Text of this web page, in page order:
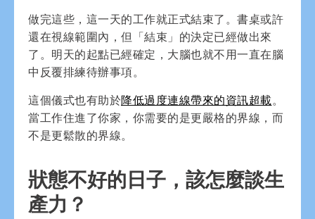
做完這些，這一天的工作就正式結束了。書桌或許
還在視線範圍內，但「結束」的決定已經做出來
了。明天的起點已經確定，大腦也就不用一直在腦
中反覆排練待辦事項。
這個儀式也有助於降低過度連線帶來的資訊超載。
當工作住進了你家，你需要的是更嚴格的界線，而
不是更鬆散的界線。
狀態不好的日子，該怎麼談生
產力？